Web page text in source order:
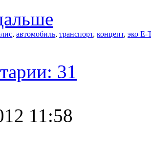
, автомобиль, транспорт, концепт, эко E-
31
11:58